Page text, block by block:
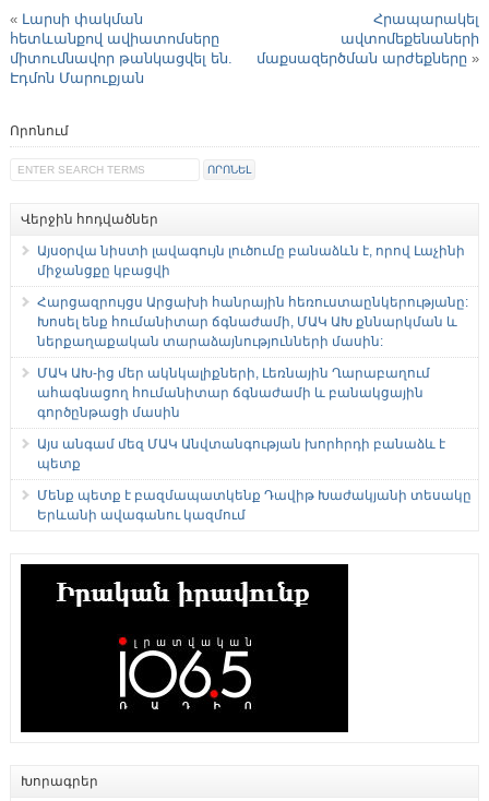
« Լարսի փակման
հետևանքով ավիատոմսերը
միտումնավոր թանկացվել են.
Էդմոն Մարուքյան
Հրապարակել
ավտոմեքենաների
մաքսազերծման արժեքները »
Որոնում
Վերջին հոդվածներ
Այսօրվա նիստի լավագույն լուծումը բանաձևն է, որով Լաչինի
միջանցքը կբացվի
Հարցազրույցս Արցախի հանրային հեռուստաընկերությանը:
Խոսել ենք հումանիտար ճգնաժամի, ՄԱԿ ԱԽ քննարկման և
ներքաղաքական տարաձայնությունների մասին:
ՄԱԿ ԱԽ-ից մեր ակնկալիքների, Լեռնային Ղարաբաղում
ահագնացող հումանիտար ճգնաժամի և բանակցային
գործընթացի մասին
Այս անգամ մեզ ՄԱԿ Անվտանգության խորհրդի բանաձև է
պետք
Մենք պետք է բազմապատկենք Դավիթ Խաժակյանի տեսակը
Երևանի ավագանու կազմում
Խորագրեր